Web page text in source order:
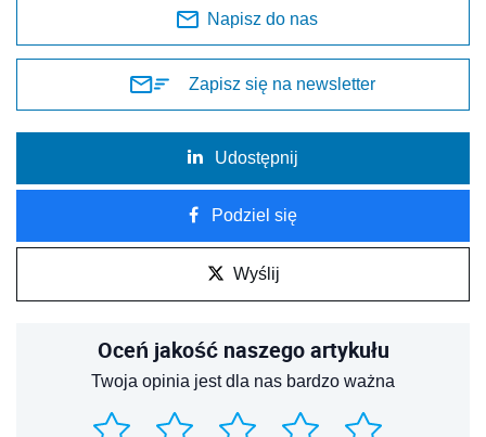
Napisz do nas
Zapisz się na newsletter
Udostępnij
Podziel się
Wyślij
Oceń jakość naszego artykułu
Twoja opinia jest dla nas bardzo ważna